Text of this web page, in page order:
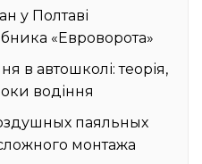
у Полтаві
«Евроворота»
в автошколі: теорія,
водіння
паяльных
монтажа